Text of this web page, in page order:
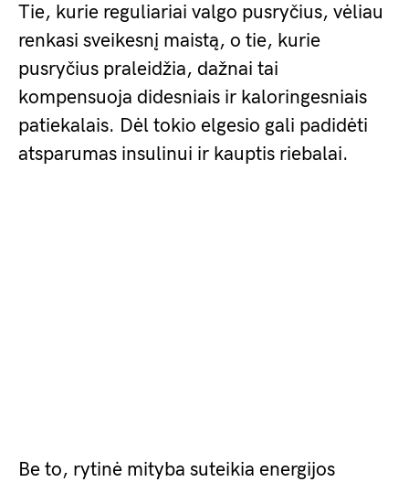
Tie, kurie reguliariai valgo pusryčius, vėliau
renkasi sveikesnį maistą, o tie, kurie
pusryčius praleidžia, dažnai tai
kompensuoja didesniais ir kaloringesniais
patiekalais. Dėl tokio elgesio gali padidėti
atsparumas insulinui ir kauptis riebalai.
Be to, rytinė mityba suteikia energijos